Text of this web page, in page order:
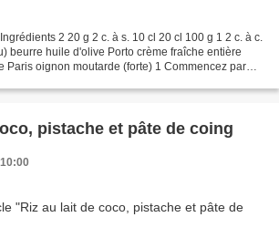
2 20 g 2 c. à s. 10 cl 20 cl 100 g 1 2 c. à c.
beurre huile d'olive Porto crème fraîche entière
Paris oignon moutarde (forte) 1 Commencez par
pistache et pâte de coing